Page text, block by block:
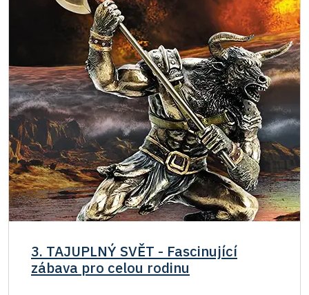
3. TAJUPLNÝ SVĚT - Fascinující
zábava pro celou rodinu